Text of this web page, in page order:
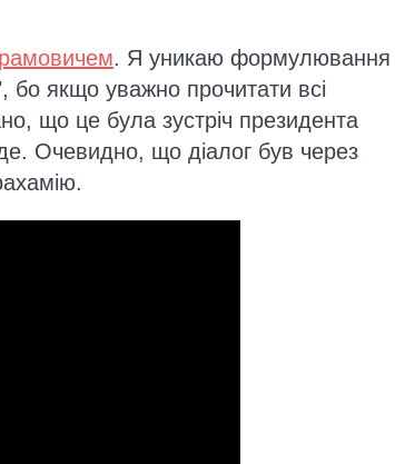
. Я уникаю формулювання
бо якщо уважно прочитати всі
що це була зустріч президента
Очевидно, що діалог був через